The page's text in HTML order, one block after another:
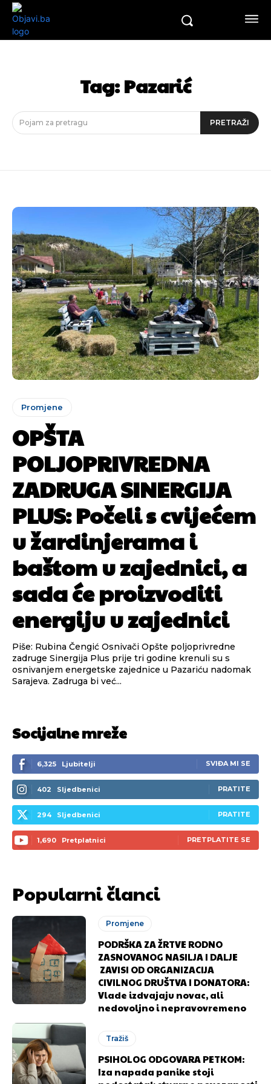
Pusti priču da živi!
Pusti priču da živi!
Tag:Pazarić
Pojam za pretragu PRETRAŽI
Promjene
OPŠTA
POLJOPRIVREDNA
ZADRUGA SINERGIJA
PLUS: Počeli s cvijećem
u žardinjerama i
baštom u zajednici, a
sada će proizvoditi
energiju u zajednici
Piše: Rubina Čengić Osnivači Opšte poljoprivredne
zadruge Sinergija Plus prije tri godine krenuli su s
osnivanjem energetske zajednice u Pazariću nadomak
Sarajeva. Zadruga bi već...
Socijalne mreže
6,325 Ljubitelji SVIĐA MI SE
402 Sljedbenici PRATITE
294 Sljedbenici PRATITE
1,690 Pretplatnici PRETPLATITE SE
Popularni članci
Promjene
PODRŠKA ZA ŽRTVE RODNO
ZASNOVANOG NASILJA I DALJE
ZAVISI OD ORGANIZACIJA
CIVILNOG DRUŠTVA I DONATORA:
Vlade izdvajaju novac, ali
nedovoljno i nepravovremeno
Tražiš
PSIHOLOG ODGOVARA PETKOM:
Iza napada panike stoji